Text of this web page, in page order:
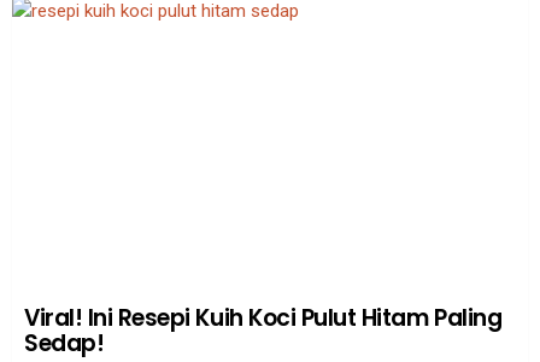
Viral! Ini Resepi Kuih Koci Pulut Hitam Paling
Sedap!